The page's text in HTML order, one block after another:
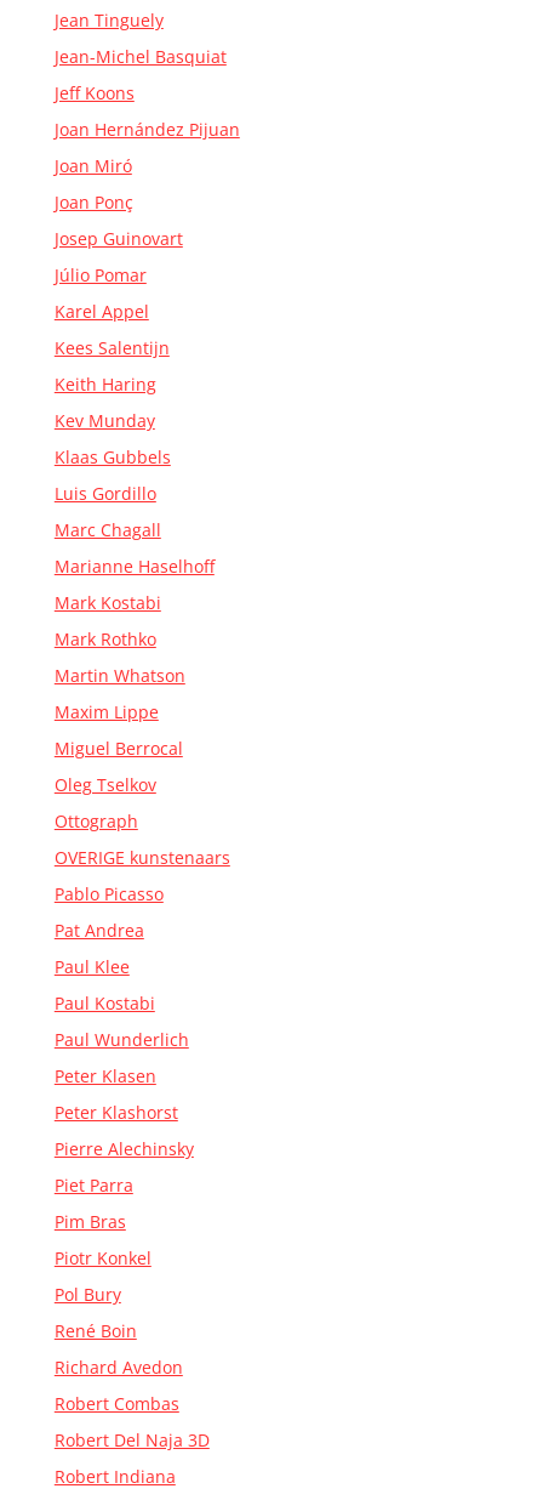
Jean Tinguely
Jean-Michel Basquiat
Jeff Koons
Joan Hernández Pijuan
Joan Miró
Joan Ponç
Josep Guinovart
Júlio Pomar
Karel Appel
Kees Salentijn
Keith Haring
Kev Munday
Klaas Gubbels
Luis Gordillo
Marc Chagall
Marianne Haselhoff
Mark Kostabi
Mark Rothko
Martin Whatson
Maxim Lippe
Miguel Berrocal
Oleg Tselkov
Ottograph
OVERIGE kunstenaars
Pablo Picasso
Pat Andrea
Paul Klee
Paul Kostabi
Paul Wunderlich
Peter Klasen
Peter Klashorst
Pierre Alechinsky
Piet Parra
Pim Bras
Piotr Konkel
Pol Bury
René Boin
Richard Avedon
Robert Combas
Robert Del Naja 3D
Robert Indiana